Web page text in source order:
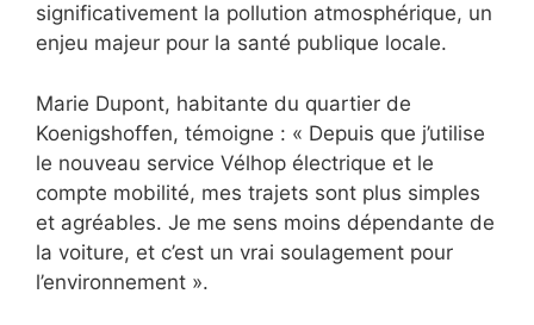
significativement la pollution atmosphérique, un
enjeu majeur pour la santé publique locale.
Marie Dupont, habitante du quartier de
Koenigshoffen, témoigne : « Depuis que j’utilise
le nouveau service Vélhop électrique et le
compte mobilité, mes trajets sont plus simples
et agréables. Je me sens moins dépendante de
la voiture, et c’est un vrai soulagement pour
l’environnement ».